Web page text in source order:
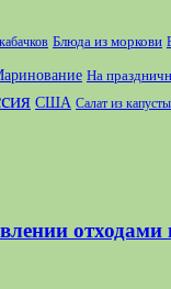
Блюда из моркови
На
США Салат из капусты
отходами